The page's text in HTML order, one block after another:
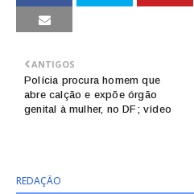
ANTIGOS
Polícia procura homem que
abre calção e expõe órgão
genital à mulher, no DF; vídeo
REDAÇÃO